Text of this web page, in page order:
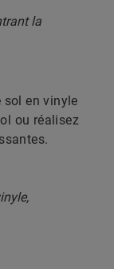
sol en vinyle
ou réalisez